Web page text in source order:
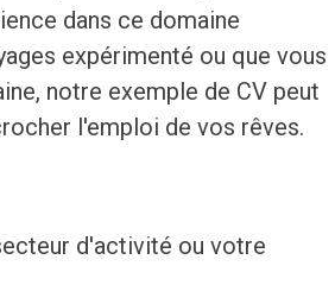
dans ce domaine
expérimenté ou que vous
notre exemple de CV peut
l'emploi de vos rêves.
d'activité ou votre